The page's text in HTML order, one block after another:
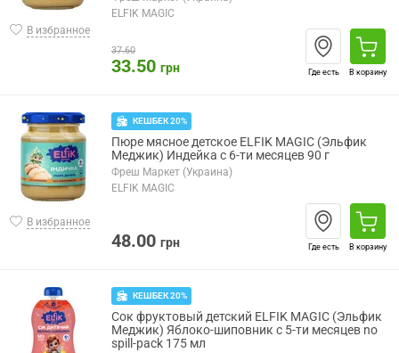
В избранное
ELFIK MAGIC
37.60
33.50 грн Где есть В корзину
В избранное
КЕШБЕК 20%
Пюре мясное детское ELFIK MAGIC (Эльфик
Меджик) Индейка с 6-ти месяцев 90 г
Фреш Маркет (Украина)
ELFIK MAGIC
48.00 грн Где есть В корзину
КЕШБЕК 20%
Сок фруктовый детский ELFIK MAGIC (Эльфик
Меджик) Яблоко-шиповник с 5-ти месяцев no
spill-pack 175 мл